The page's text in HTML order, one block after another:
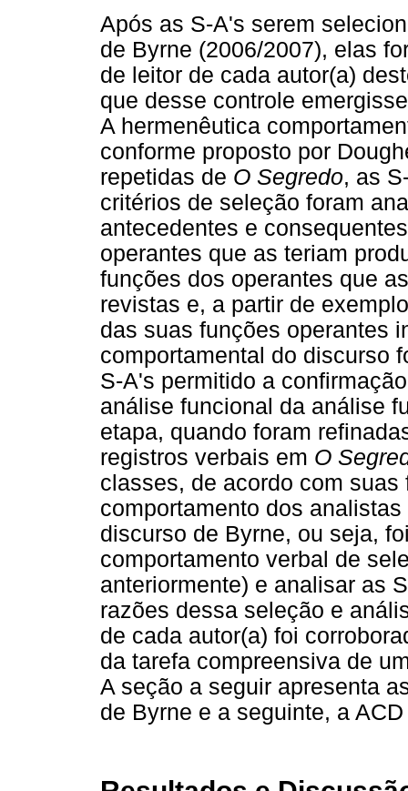
Após as S-A's serem
de Byrne (2006/2007), elas
de leitor de cada autor(a)
que desse controle
A hermenêutica
conforme proposto por
repetidas de O Segredo, as
critérios de seleção foram
antecedentes e
operantes que as teriam
funções dos operantes que
revistas e, a partir de
das suas funções operantes
comportamental do discurso
S-A's permitido a
análise funcional da análise
etapa, quando foram
registros verbais em O
classes, de acordo com
comportamento dos
discurso de Byrne, ou seja,
comportamento verbal de
anteriormente) e analisar as
razões dessa seleção e
de cada autor(a) foi
da tarefa compreensiva de
A seção a seguir apresenta
de Byrne e a seguinte, a